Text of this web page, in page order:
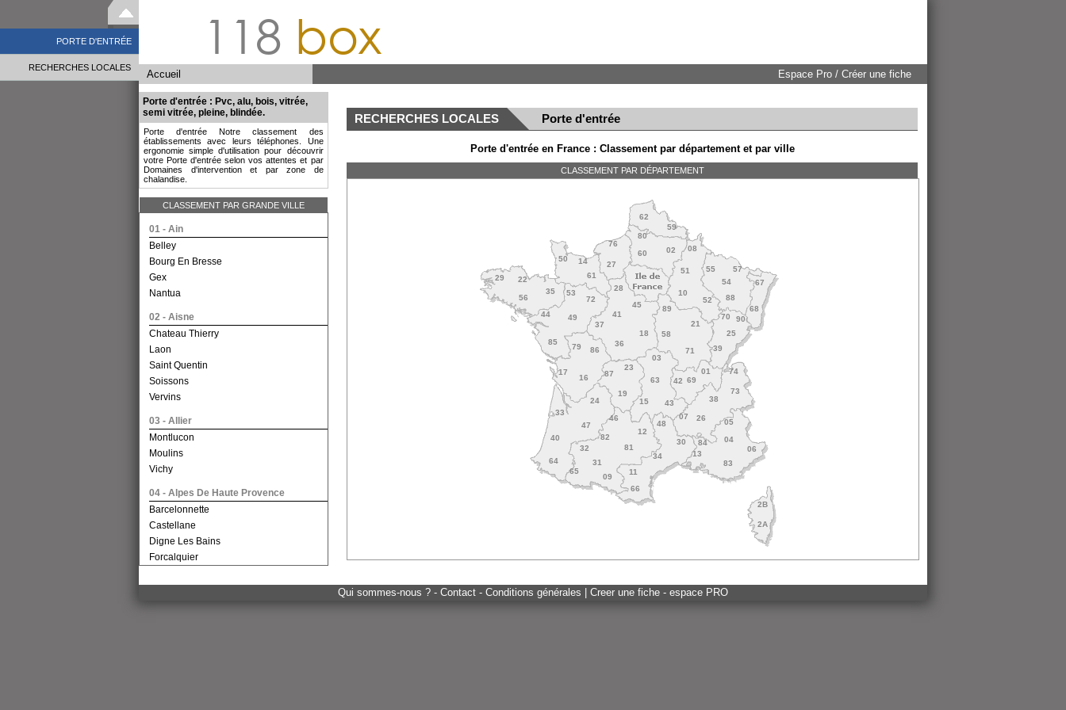
118 box
Accueil Espace Pro / Créer une fiche
PORTE D'ENTRÉE
RECHERCHES LOCALES
Porte d'entrée : Pvc, alu, bois, vitrée,
semi vitrée, pleine, blindée.
Porte d'entrée Notre classement des
établissements avec leurs téléphones. Une
ergonomie simple d'utilisation pour découvrir
votre Porte d'entrée selon vos attentes et par
Domaines d'intervention et par zone de
chalandise.
CLASSEMENT PAR GRANDE VILLE
01 - Ain
Belley
Bourg En Bresse
Gex
Nantua
02 - Aisne
Chateau Thierry
Laon
Saint Quentin
Soissons
Vervins
03 - Allier
Montlucon
Moulins
Vichy
04 - Alpes De Haute Provence
Barcelonnette
Castellane
Digne Les Bains
Forcalquier
RECHERCHES LOCALES Porte d'entrée
Porte d'entrée en France : Classement par département et par ville
CLASSEMENT PAR DÉPARTEMENT
01
02
03
04
05
06
07
08
09
10
11
12
13
14
15
16
17
18
19
2A
2B
21
22
23
24
25
26
27
28
29
30
31
32
33
34
35
36
37
38
39
40
41
42
43
44
45
46
47
48
49
50
51
52
53
54
55
56
57
58
59
60
61
62
63
64
65
66
67
68
69
70
71
72
73
74
76
79
80
81
82
83
84
85
86
87
88
89
90
Qui sommes-nous ? - Contact - Conditions générales Creer une fiche - espace PRO